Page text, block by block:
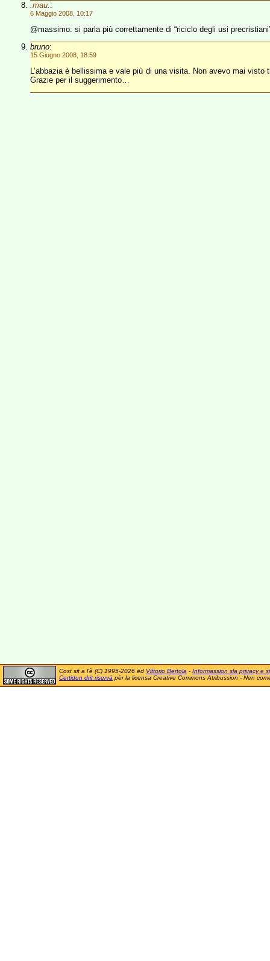
.mau. :
6 Maggio 2008, 10:17
@massimo: si parla più correttamente di “riciclo degli usi
bruno:
15 Giugno 2008, 18:59
L’abbazia è bellissima e vale più di una visita. Non avevo mai
Grazie per il suggerimento…
Cost sit a l'è (C) 1995-2026 ëd Vittorio Bertola - Informassion sla privacy e
Certidun drit riservà për la licensa Creative Commons Atribussion - Nen